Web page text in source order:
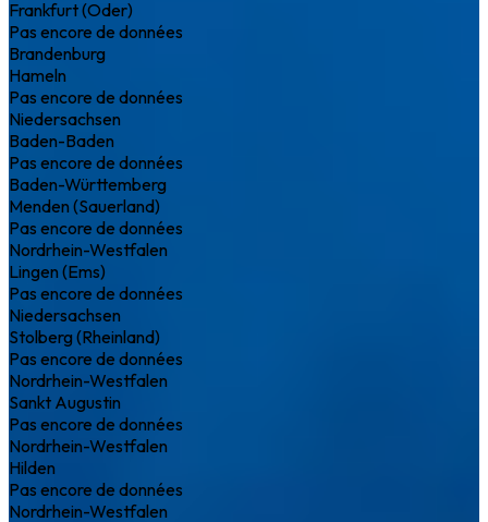
Frankfurt (Oder)
Pas encore de données
Brandenburg
Hameln
Pas encore de données
Niedersachsen
Baden-Baden
Pas encore de données
Baden-Württemberg
Menden (Sauerland)
Pas encore de données
Nordrhein-Westfalen
Lingen (Ems)
Pas encore de données
Niedersachsen
Stolberg (Rheinland)
Pas encore de données
Nordrhein-Westfalen
Sankt Augustin
Pas encore de données
Nordrhein-Westfalen
Hilden
Pas encore de données
Nordrhein-Westfalen